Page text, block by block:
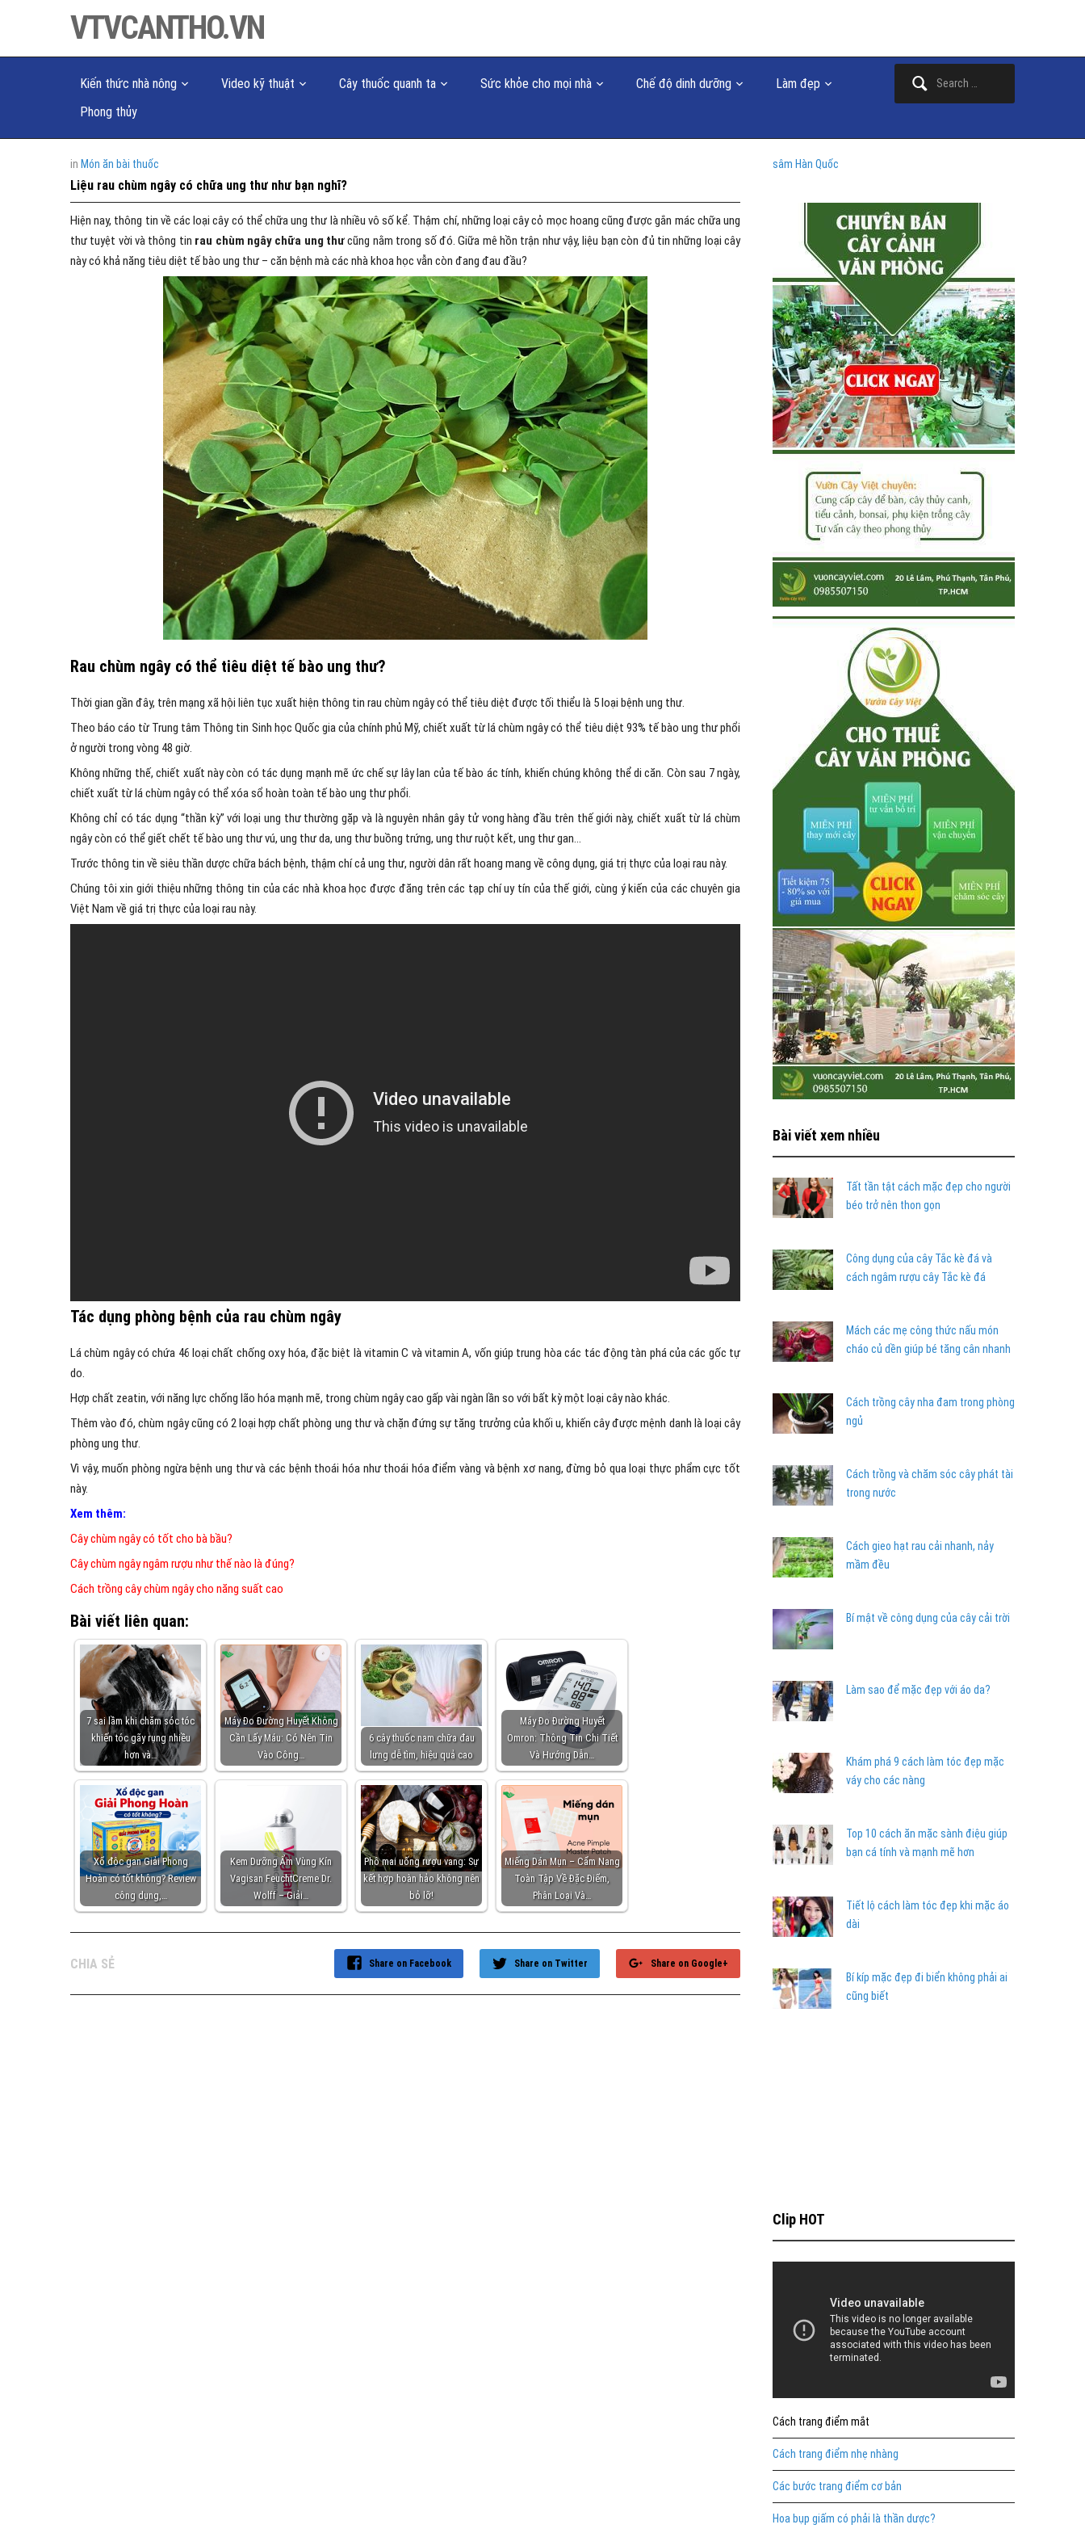
VTVCANTHO.VN
Kiến thức nhà nông Video kỹ thuật Cây thuốc quanh ta Sức khỏe cho mọi nhà Chế độ dinh dưỡng
Làm đẹp
Phong thủy
in Món ăn bài thuốc
Liệu rau chùm ngây có chữa ung thư như bạn nghĩ?
Hiện nay, thông tin về các loại cây có thể chữa ung thư là nhiều vô số kể. Thậm chí, những loại cây cỏ mọc hoang cũng được gắn mác chữa ung
thư tuyệt vời và thông tin rau chùm ngây chữa ung thưcũng nằm trong số đó. Giữa mê hồn trận như vậy, liệu bạn còn đủ tin những loại cây
này có khả năng tiêu diệt tế bào ung thư – căn bệnh mà các nhà khoa học vẫn còn đang đau đầu?
Rau chùm ngây có thể tiêu diệt tế bào ung thư?
Thời gian gần đây, trên mạng xã hội liên tục xuất hiện thông tin rau chùm ngây có thể tiêu diệt được tối thiểu là 5 loại bệnh ung thư.
Theo báo cáo từ Trung tâm Thông tin Sinh học Quốc gia của chính phủ Mỹ, chiết xuất từ lá chùm ngây có thể tiêu diệt 93% tế bào ung thư phổi
ở người trong vòng 48 giờ.
Không những thế, chiết xuất này còn có tác dụng mạnh mẽ ức chế sự lây lan của tế bào ác tính, khiến chúng không thể di căn. Còn sau 7 ngày,
chiết xuất từ lá chùm ngây có thể xóa sổ hoàn toàn tế bào ung thư phổi.
Không chỉ có tác dụng “thần kỳ” với loại ung thư thường gặp và là nguyên nhân gây tử vong hàng đầu trên thế giới này, chiết xuất từ lá chùm
ngây còn có thể giết chết tế bào ung thư vú, ung thư da, ung thư buồng trứng, ung thư ruột kết, ung thư gan…
Trước thông tin về siêu thần dược chữa bách bệnh, thậm chí cả ung thư, người dân rất hoang mang về công dụng, giá trị thực của loại rau này.
Chúng tôi xin giới thiệu những thông tin của các nhà khoa học được đăng trên các tạp chí uy tín của thế giới, cùng ý kiến của các chuyên gia
Việt Nam về giá trị thực của loại rau này.
Tác dụng phòng bệnh của rau chùm ngây
Lá chùm ngây có chứa 46 loại chất chống oxy hóa, đặc biệt là vitamin C và vitamin A, vốn giúp trung hòa các tác động tàn phá của các gốc tự
do.
Hợp chất zeatin, với năng lực chống lão hóa mạnh mẽ, trong chùm ngây cao gấp vài ngàn lần so với bất kỳ một loại cây nào khác.
Thêm vào đó, chùm ngây cũng có 2 loại hợp chất phòng ung thư và chặn đứng sự tăng trưởng của khối u, khiến cây được mệnh danh là loại cây
phòng ung thư.
Vì vậy, muốn phòng ngừa bệnh ung thư và các bệnh thoái hóa như thoái hóa điểm vàng và bệnh xơ nang, đừng bỏ qua loại thực phẩm cực tốt
này.
Xem thêm:
Cây chùm ngây có tốt cho bà bầu?
Cây chùm ngây ngâm rượu như thế nào là đúng?
Cách trồng cây chùm ngây cho năng suất cao
Bài viết liên quan:
7 sai lầm khi chăm sóc tóc
khiến tóc gãy rụng nhiều
hơn và…
Máy Đo Đường Huyết Không
Cần Lấy Máu: Có Nên Tin
Vào Công…
6 cây thuốc nam chữa đau
lưng dễ tìm, hiệu quả cao
Máy Đo Đường Huyết
Omron: Thông Tin Chi Tiết
Và Hướng Dẫn…
Xổ độc gan Giải Phong
Hoàn có tốt không? Review
công dụng,…
Kem Dưỡng Ẩm Vùng Kín
Vagisan FeuchtCreme Dr.
Wolff – Giải…
Phô mai uống rượu vang: Sự
kết hợp hoàn hảo không nên
bỏ lỡ!
Miếng Dán Mụn – Cẩm Nang
Toàn Tập Về Đặc Điểm,
Phân Loại Và…
CHIA SẺ Share on Google+
Share on Twitter
Share on Facebook
sâm Hàn Quốc
Bài viết xem nhiều
Tất tần tật cách mặc đẹp cho người
béo trở nên thon gọn
Công dụng của cây Tắc kè đá và
cách ngâm rượu cây Tắc kè đá
Mách các mẹ công thức nấu món
cháo củ dền giúp bé tăng cân nhanh
Cách trồng cây nha đam trong phòng
ngủ
Cách trồng và chăm sóc cây phát tài
trong nước
Cách gieo hạt rau cải nhanh, nảy
mầm đều
Bí mật về công dụng của cây cải trời
Làm sao để mặc đẹp với áo da?
Khám phá 9 cách làm tóc đẹp mặc
váy cho các nàng
Top 10 cách ăn mặc sành điệu giúp
bạn cá tính và mạnh mẽ hơn
Tiết lộ cách làm tóc đẹp khi mặc áo
dài
Bí kíp mặc đẹp đi biển không phải ai
cũng biết
Clip HOT
Cách trang điểm mắt
Cách trang điểm nhẹ nhàng
Các bước trang điểm cơ bản
Hoa bụp giấm có phải là thần dược?